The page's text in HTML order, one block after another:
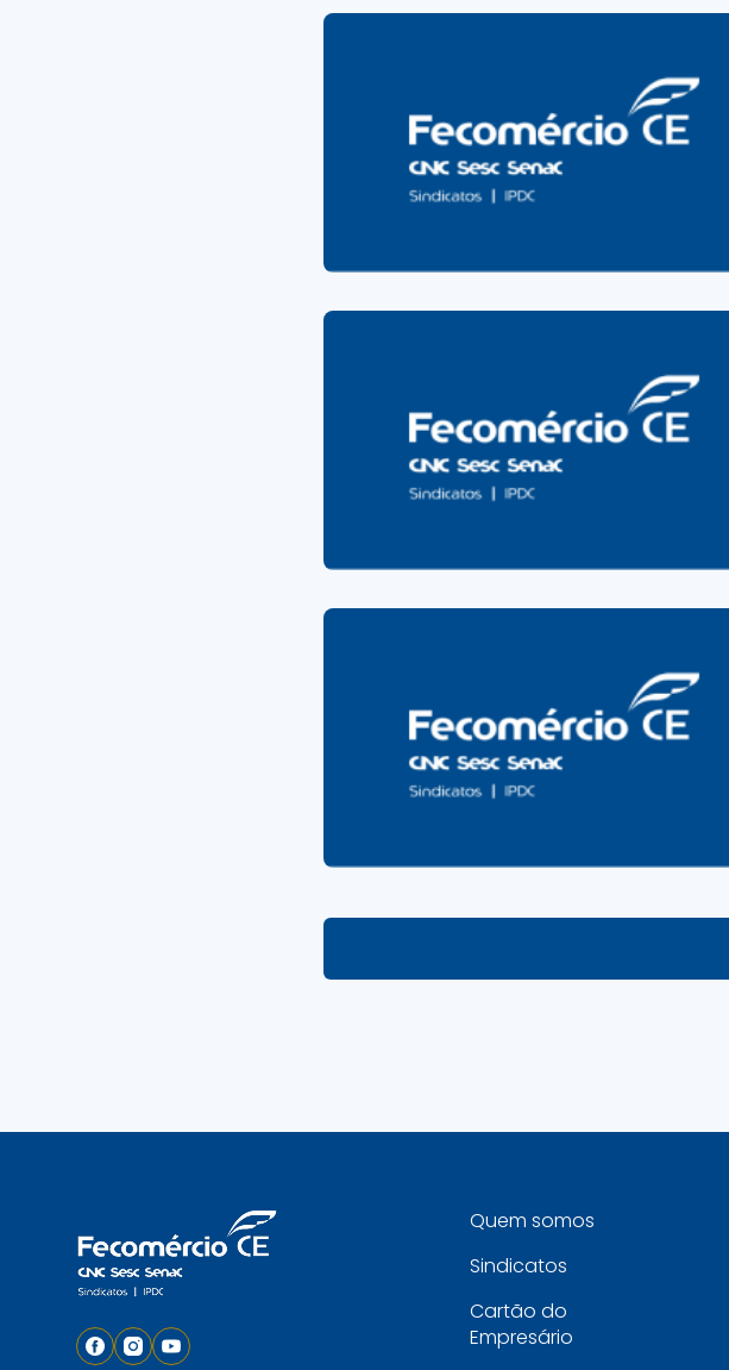
Quem somos
Sindicatos
Cartão do
Empresário